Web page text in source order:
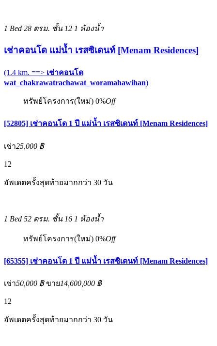
1 Bed 28 ตรม. ชั้น 12 1 ห้องน้ำ
เช่าคอนโด แม่น้ำ เรสซิเดนท์ [Menam Residences]
(1.4 km. ==> เช่าคอนโด
wat_chakrawatrachawat_woramahawihan)
ทรัพย์โครงการ(ใหม่) 0%Off
[52805] เช่าคอนโด 1 ปี แม่น้ำ เรสซิเดนท์ [Menam Residences]
เช่า25,000 ฿
12
อัพเดตครั้งสุดท้ายมากกว่า 30 วัน
1 Bed 52 ตรม. ชั้น 16 1 ห้องน้ำ
ทรัพย์โครงการ(ใหม่) 0%Off
[65355] เช่าคอนโด 1 ปี แม่น้ำ เรสซิเดนท์ [Menam Residences]
เช่า50,000 ฿ ขาย14,600,000 ฿
12
อัพเดตครั้งสุดท้ายมากกว่า 30 วัน